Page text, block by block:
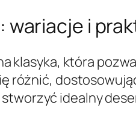
wariacje i
klasyka, która
różnić,
idealny